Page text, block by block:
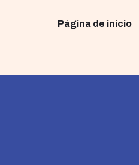
Página de inicio